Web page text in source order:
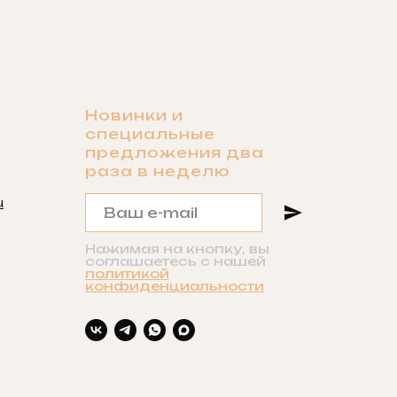
Новинки и
специальные
предложения два
раза в неделю
Нажимая на кнопку, вы
соглашаетесь с нашей
политикой
конфиденциальности